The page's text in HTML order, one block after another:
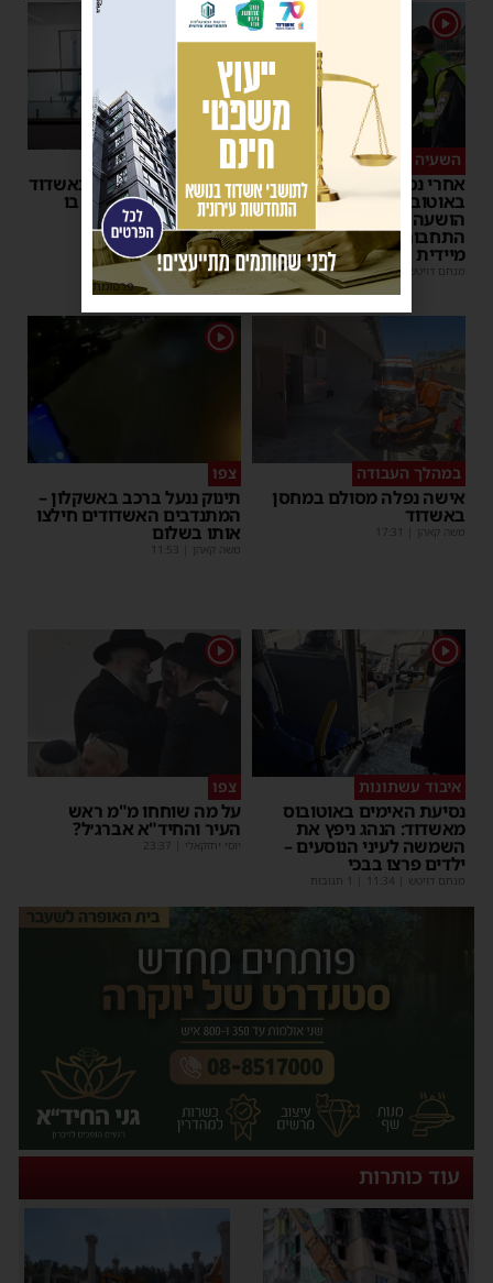
1
השעיה מיידית
אחרי נסיעת האימים
באוטובוס מאשדוד: הנהג
הושעה מתפקידו – משרד
התחבורה הורה על בדיקה
מיידית
מנחם דויטש |
17:44 | 1 תגובות
ליבו שב לפעום
אדם התמוטט בביתו באשדוד
– כוחות ההצלה ביצעו בו
פעולות החייאה
מנחם דויטש |
17:35
במהלך העבודה
אישה נפלה מסולם במחסן
באשדוד
משה קאהן 17:31
1
צפו
תינוק ננעל ברכב באשקלון –
המתנדבים האשדודים חילצו
אותו בשלום
משה קאהן 11:53
1
איבוד עשתונות
נסיעת האימים באוטובוס
מאשדוד: הנהג ניפץ את
השמשה לעיני הנוסעים –
ילדים פרצו בבכי
מנחם דויטש 11:34
1
צפו
על מה שוחחו מ"מ ראש
העיר והחיד"א אברג׳ל?
יוסי יחזקאלי 23:37
עוד כותרות
פרסומת